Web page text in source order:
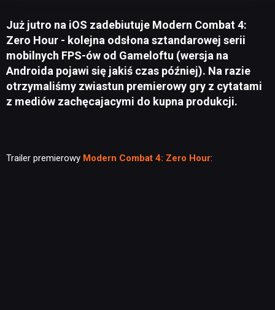
Już jutro na iOS zadebiutuje Modern Combat 4:
Zero Hour - kolejna odsłona sztandarowej serii
mobilnych FPS-ów od Gameloftu (wersja na
Androida pojawi się jakiś czas później). Na razie
otrzymaliśmy zwiastun premierowy gry z cytatami
z mediów zachęcajacymi do kupna produkcji.
Trailer premierowy Modern Combat 4: Zero Hour: